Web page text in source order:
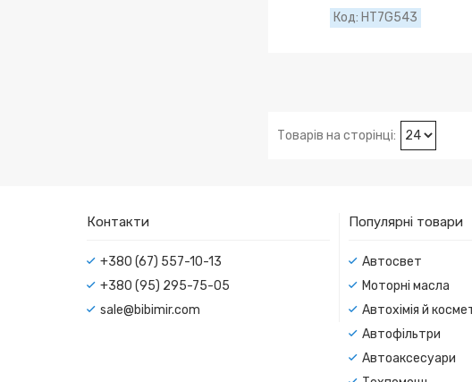
HT7G543
Контакти
+380 (67) 557-10-13
+380 (95) 295-75-05
sale@bibimir.com
Популярні товари
Автосвет
Моторні масла
Автохімія й
Автофільтри
Автоаксесуари